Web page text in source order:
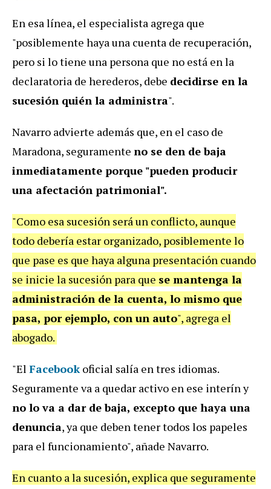
En esa línea, el especialista agrega que
"posiblemente haya una cuenta de recuperación,
pero si lo tiene una persona que no está en la
declaratoria de herederos, debe decidirse en la
sucesión quién la administra".
Navarro advierte además que, en el caso de
Maradona, seguramente no se den de baja
inmediatamente porque "pueden producir
una afectación patrimonial".
"Como esa sucesión será un conflicto, aunque
todo debería estar organizado, posiblemente lo
que pase es que haya alguna presentación cuando
se inicie la sucesión para que se mantenga la
administración de la cuenta, lo mismo que
pasa, por ejemplo, con un auto", agrega el
abogado.
"El Facebookoficial salía en tres idiomas.
Seguramente va a quedar activo en ese interín y
no lo va a dar de baja, excepto que haya una
denuncia, ya que deben tener todos los papeles
para el funcionamiento", añade Navarro.
En cuanto a la sucesión, explica que seguramente